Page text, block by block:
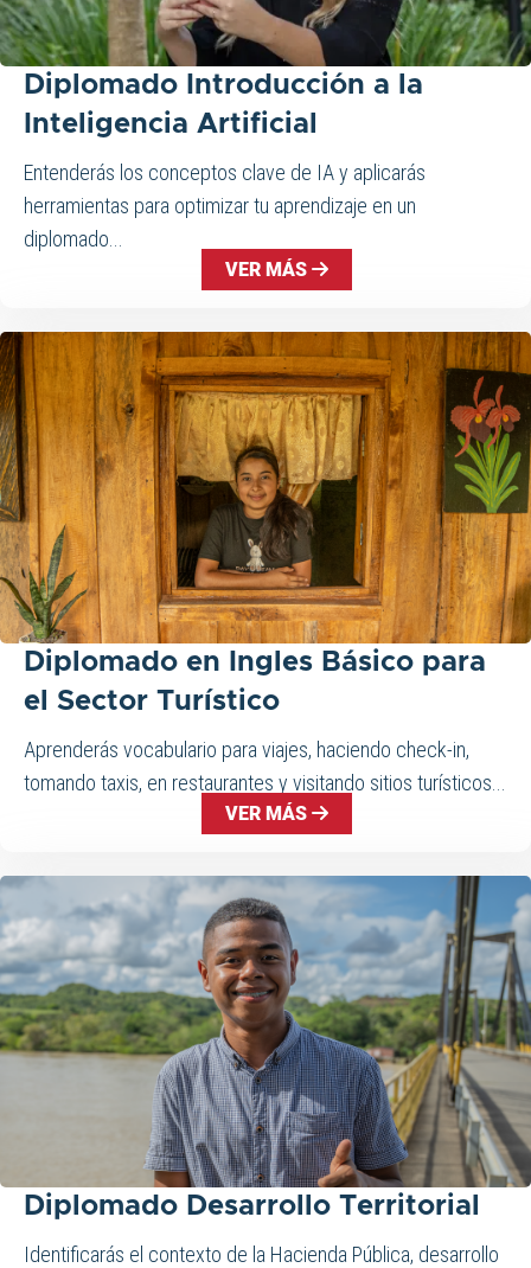
Diplomado Introducción a la
Inteligencia Artificial
Entenderás los conceptos clave de IA y aplicarás
herramientas para optimizar tu aprendizaje en un
diplomado...
VER MÁS
Diplomado en Ingles Básico para
el Sector Turístico
Aprenderás vocabulario para viajes, haciendo check-in,
tomando taxis, en restaurantes y visitando sitios turísticos...
VER MÁS
Diplomado Desarrollo Territorial
Identificarás el contexto de la Hacienda Pública, desarrollo